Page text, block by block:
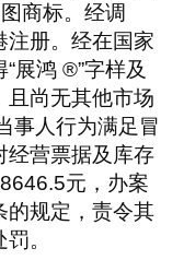
商标。经调
注册。经在国家
展鸿 ®”字样及
且尚无其他市场
事人行为满足冒
经营票据及库存
元，办案
的规定，责令其
。